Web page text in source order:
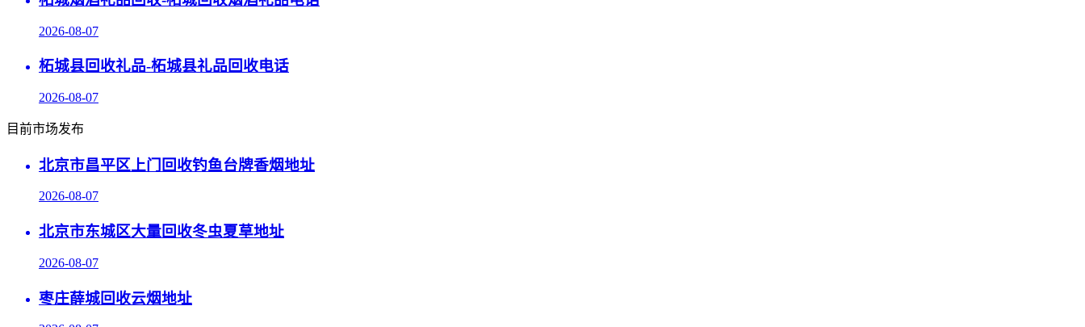
2026-08-07
柘城县回收礼品-柘城县礼品回收电话
2026-08-07
目前市场发布
北京市昌平区上门回收钓鱼台牌香烟地址
2026-08-07
北京市东城区大量回收冬虫夏草地址
2026-08-07
枣庄薛城回收云烟地址